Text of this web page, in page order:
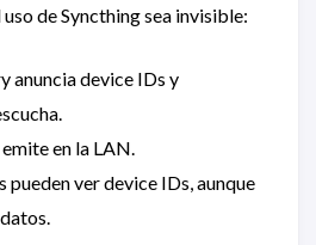
de Syncthing sea invisible:
anuncia device IDs y
en la LAN.
pueden ver device IDs, aunque